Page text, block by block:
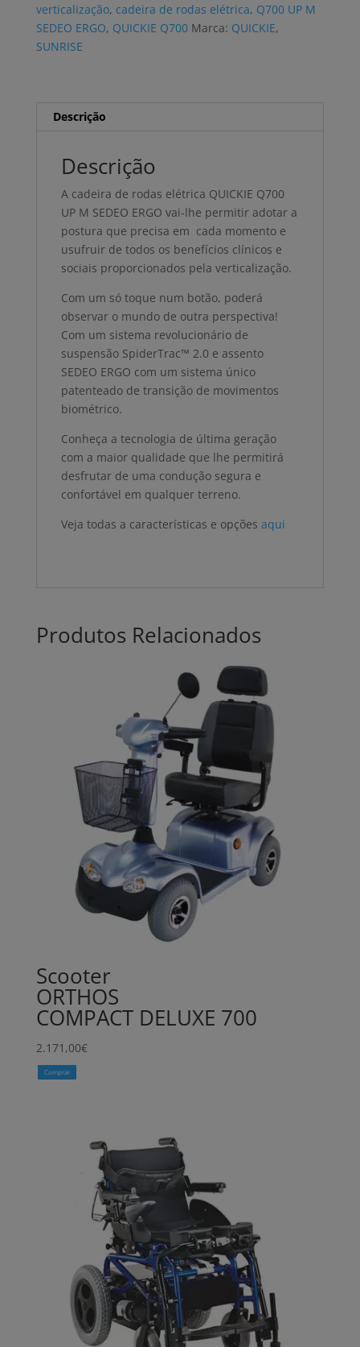
verticalização, cadeira de rodas elétrica, Q700 UP M
SEDEO ERGO, QUICKIE Q700 Marca: QUICKIE,
SUNRISE
Descrição
Descrição
A cadeira de rodas elétrica QUICKIE Q700
UP M SEDEO ERGO vai-lhe permitir adotar a
postura que precisa em cada momento e
usufruir de todos os benefícios clínicos e
sociais proporcionados pela verticalização.
Com um só toque num botão, poderá
observar o mundo de outra perspectiva!
Com um sistema revolucionário de
suspensão SpiderTrac™ 2.0 e assento
SEDEO ERGO com um sistema único
patenteado de transição de movimentos
biométrico.
Conheça a tecnologia de última geração
com a maior qualidade que lhe permitirá
desfrutar de uma condução segura e
confortável em qualquer terreno.
Veja todas a características e opções aqui
Produtos Relacionados
Scooter
ORTHOS
COMPACT DELUXE 700
2.171,00€
Comprar